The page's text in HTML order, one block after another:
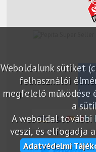
Weboldalunk sütiket
felhasználói
megfelelő működése
a
A weboldal további
veszi, és elfogadja
Adatvédelmi